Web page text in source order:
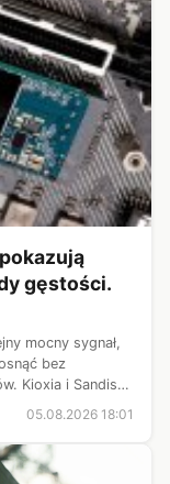
gęstości.
mocny sygnał,
bez
Kioxia i Sandisk
BiCS10
05.08.2026 18:01